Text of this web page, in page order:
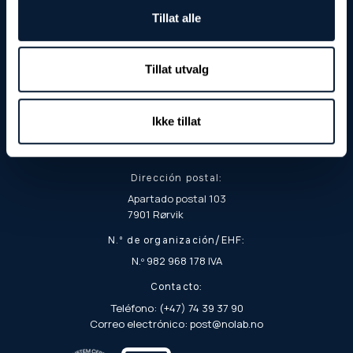
Tillat alle
Tillat utvalg
Ikke tillat
Dirección de visita y entrega:
Dirección postal:
Apartado postal 103
7901 Rørvik
N.º de organización/EHF:
N.º 982 968 178 IVA
Contacto:
Teléfono: (+47) 74 39 37 90
Correo electrónico: post@nolab.no